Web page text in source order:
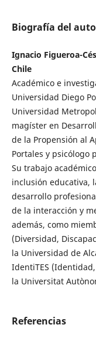
Biografía del
Ignacio Figueroa-
Chile
Académico e
Universidad Diego
Universidad
magíster en
de la Propensión al
Portales y psicólogo
Su trabajo
inclusión educativa,
desarrollo
de la interacción y
además, como
(Diversidad,
la Universidad de
IdentiTES
la Universitat
Referencias